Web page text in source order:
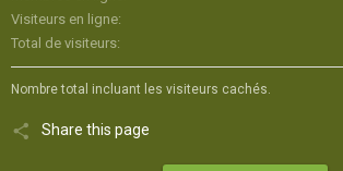
Visiteurs en ligne
Total de visiteurs
Nombre total incluant les visiteurs cachés.
Share this page